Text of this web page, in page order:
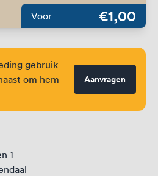
Voor €1,00
gebruik
om hem
Aanvragen
1